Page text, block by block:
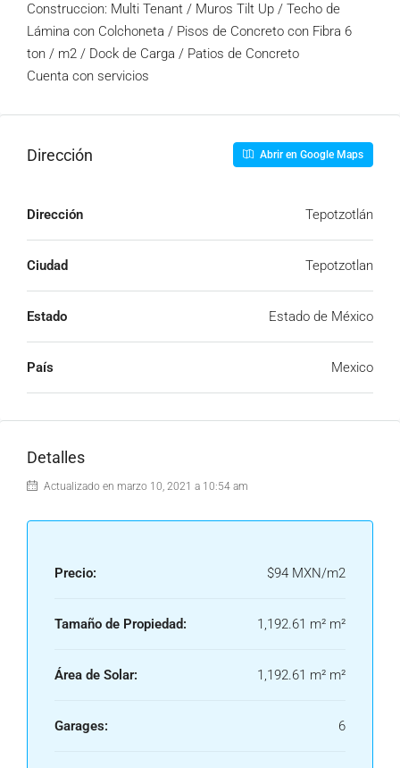
Construccion: Multi Tenant / Muros Tilt Up / Techo de
Lámina con Colchoneta / Pisos de Concreto con Fibra 6
ton / m2 / Dock de Carga / Patios de Concreto
Cuenta con servicios
Dirección Abrir en Google Maps
Dirección Tepotzotlán
Ciudad Tepotzotlan
Estado Estado de México
País Mexico
Detalles
Actualizado en marzo 10, 2021 a 10:54 am
Precio: $94 MXN/m2
Tamaño de Propiedad: 1,192.61 m² m²
Área de Solar: 1,192.61 m² m²
Garages: 6